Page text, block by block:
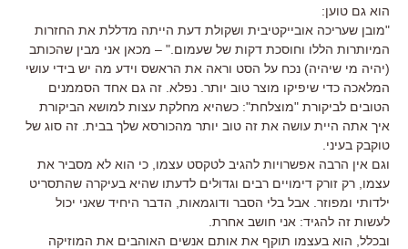
הוא גם טוען:
"מובן שעריכה אובייקטיבית ושקולת דעת הייתה מדללת את החזרות
המיותרות הללו וחוסכת דקות של שעמום." – מכאן אני מבין שהכותב
(יהיה מי שיהיה) נכח על הסט וראה את הראשס וידע מה יש בידי עושי
המלאכה כדי שיפיקו מוצר טוב יותר. נפלא. זה גם אחד הסממנים
הטובים לביקורת "מוצלחת": כשהיא מחלקת עצות למושא הביקורת
איך אתה היית עושה את זה טוב יותר מהכורסא שלך בבית. זה סוג של
טוקבק בעיני.
וגם אין הרבה אפשרויות להגיב לטקסט עצמו, כי הוא לא מסביר את
עצמו, רק זורק דימויים רבים וגדולים לדעתו שהיא בעיקרה שהתסריט
ילדותי ומפוזר. אבל בלי הסבר ודוגמאות, הדבר היחיד שאני יכול
לעשות זה להגיד: אני חושב אחרת.
ובכלל, הוא בעצמו תוקף את אותם אנשים האוהבים את המוזיקה